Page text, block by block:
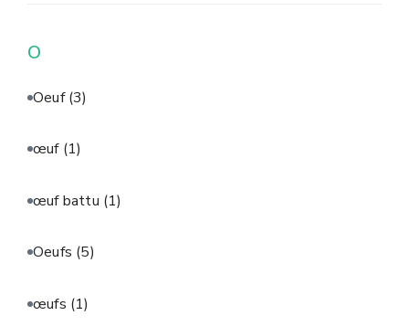
O
Oeuf(3)
œuf (1)
œuf battu (1)
Oeufs (5)
œufs (1)